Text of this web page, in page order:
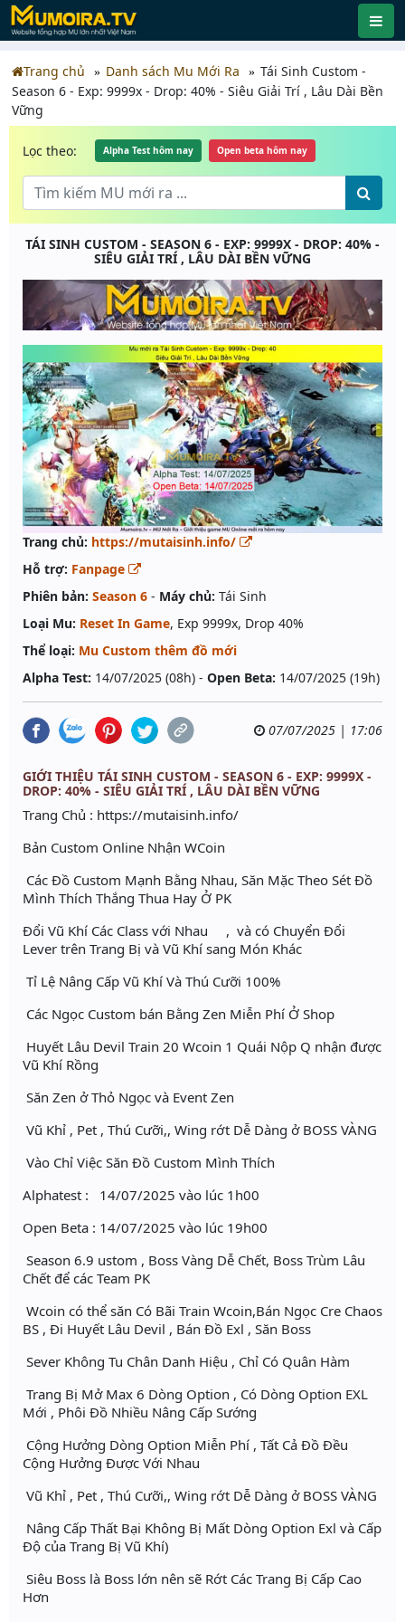
Trang chủ Danh sách Mu Mới Ra
Tái Sinh Custom -
Season 6 - Exp: 9999x - Drop: 40% - Siêu Giải Trí , Lâu Dài Bền
Vững
Lọc theo: Alpha Test hôm nay Open beta hôm nay
TÁI SINH CUSTOM - SEASON 6 - EXP: 9999X - DROP: 40% -
SIÊU GIẢI TRÍ , LÂU DÀI BỀN VỮNG
Trang chủ: https://mutaisinh.info/
Hỗ trợ: Fanpage
Phiên bản: Season 6 - Máy chủ: Tái Sinh
Loại Mu: Reset In Game, Exp 9999x, Drop 40%
Thể loại: Mu Custom thêm đồ mới
Alpha Test: 14/07/2025 (08h) - Open Beta: 14/07/2025 (19h)
07/07/2025 | 17:06
GIỚI THIỆU TÁI SINH CUSTOM - SEASON 6 - EXP: 9999X -
DROP: 40% - SIÊU GIẢI TRÍ , LÂU DÀI BỀN VỮNG
Trang Chủ : https://mutaisinh.info/
Bản Custom Online Nhận WCoin
Các Đồ Custom Mạnh Bằng Nhau, Săn Mặc Theo Sét Đồ
Mình Thích Thắng Thua Hay Ở PK
Đổi Vũ Khí Các Class với Nhau , và có Chuyển Đổi
Lever trên Trang Bị và Vũ Khí sang Món Khác
Tỉ Lệ Nâng Cấp Vũ Khí Và Thú Cưỡi 100%
Các Ngọc Custom bán Bằng Zen Miễn Phí Ở Shop
Huyết Lâu Devil Train 20 Wcoin 1 Quái Nộp Q nhận được
Vũ Khí Rồng
Săn Zen ở Thỏ Ngọc và Event Zen
Vũ Khỉ , Pet , Thú Cưỡi,, Wing rớt Dễ Dàng ở BOSS VÀNG
Vào Chỉ Việc Săn Đồ Custom Mình Thích
Alphatest : 14/07/2025 vào lúc 1h00
Open Beta : 14/07/2025 vào lúc 19h00
Season 6.9 ustom , Boss Vàng Dễ Chết, Boss Trùm Lâu
Chết để các Team PK
Wcoin có thể săn Có Bãi Train Wcoin,Bán Ngọc Cre Chaos
BS , Đi Huyết Lâu Devil , Bán Đồ Exl , Săn Boss
Sever Không Tu Chân Danh Hiệu , Chỉ Có Quân Hàm
Trang Bị Mở Max 6 Dòng Option , Có Dòng Option EXL
Mới , Phôi Đồ Nhiều Nâng Cấp Sướng
Cộng Hưởng Dòng Option Miễn Phí , Tất Cả Đồ Đều
Cộng Hưởng Được Với Nhau
Vũ Khỉ , Pet , Thú Cưỡi,, Wing rớt Dễ Dàng ở BOSS VÀNG
Nâng Cấp Thất Bại Không Bị Mất Dòng Option Exl và Cấp
Độ của Trang Bị Vũ Khí)
Siêu Boss là Boss lớn nên sẽ Rớt Các Trang Bị Cấp Cao
Hơn